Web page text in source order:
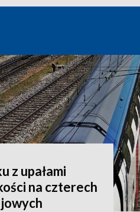
z upałami
na czterech